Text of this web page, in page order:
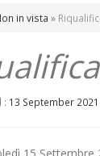
in vista »
: 13 September 2021